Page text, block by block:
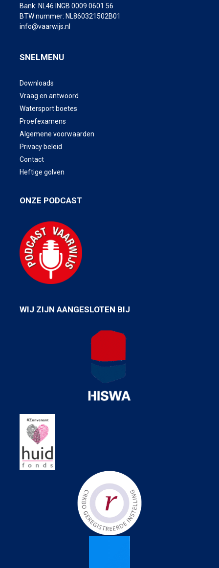
Bank: NL46 INGB 0009 0601 56
BTW nummer: NL860321502B01
info@vaarwijs.nl
SNELMENU
Downloads
Vraag en antwoord
Watersport boetes
Proefexamens
Algemene voorwaarden
Privacy beleid
Contact
Heftige golven
ONZE PODCAST
WIJ ZIJN AANGESLOTEN BIJ